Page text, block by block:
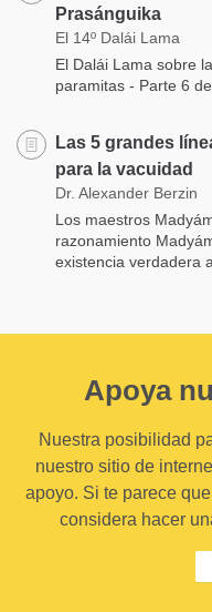
Prasánguika
El 14º Dalái Lama
El Dalái Lama sobre
paramitas - Parte 6
Las 5 grandes
para la vacuidad
Dr. Alexander Berzin
Los maestros
razonamiento
existencia verdadera
Apoya
Nuestra posibilidad
nuestro sitio de
apoyo. Si te parece
considera hacer